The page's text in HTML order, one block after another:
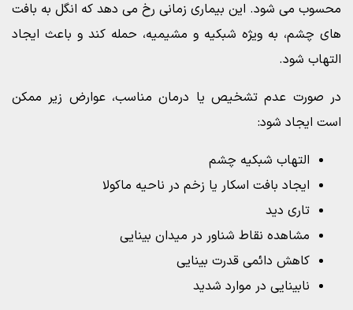
محسوب می شود. این بیماری زمانی رخ می دهد که انگل به بافت
های چشم، به ویژه شبکیه و مشیمیه، حمله کند و باعث ایجاد
التهاب شود.
در صورت عدم تشخیص یا درمان مناسب، عوارض زیر ممکن
است ایجاد شود:
التهاب شبکیه چشم
ایجاد بافت اسکار یا زخم در ناحیه ماکولا
تاری دید
مشاهده نقاط شناور در میدان بینایی
کاهش دائمی قدرت بینایی
نابینایی در موارد شدید